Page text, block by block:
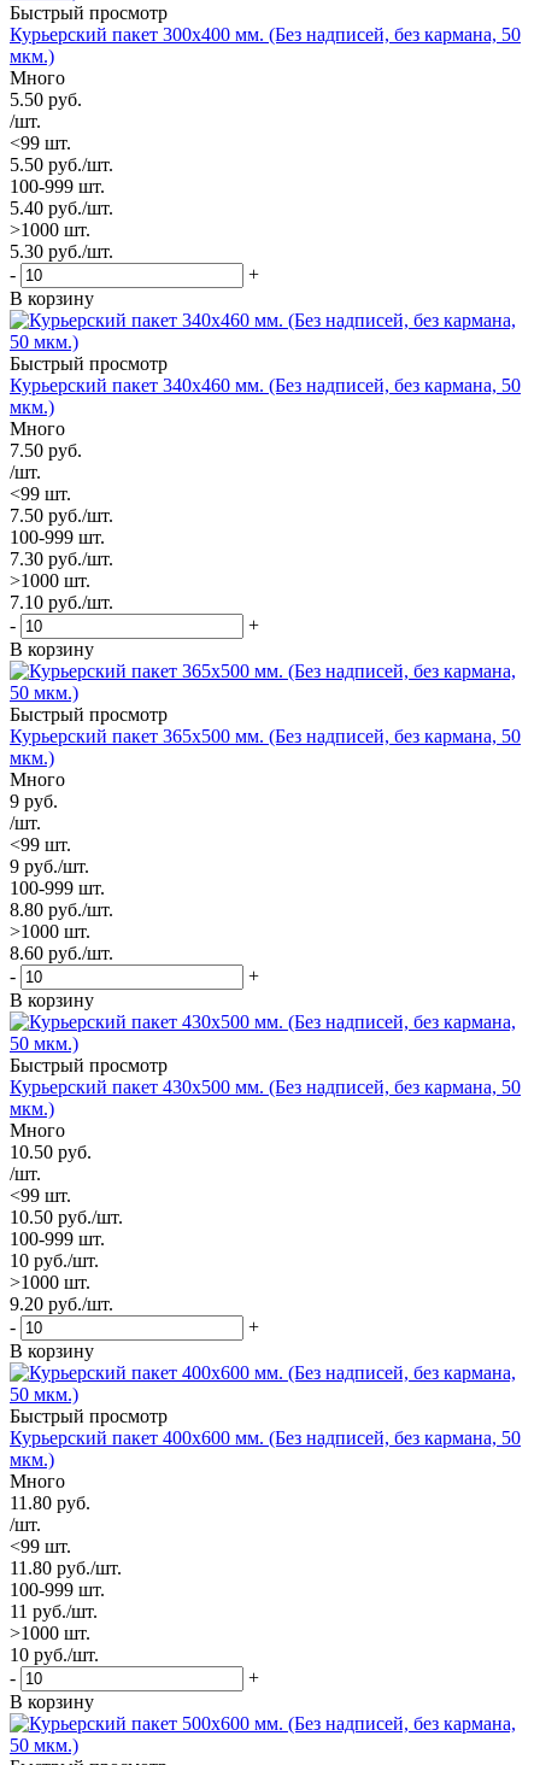
Быстрый просмотр
Курьерский пакет 300х400 мм. (Без надписей, без кармана, 50
мкм.)
Много
5.50 руб.
/шт.
<99 шт.
5.50 руб./шт.
100-999 шт.
5.40 руб./шт.
>1000 шт.
5.30 руб./шт.
-
+
В корзину
Быстрый просмотр
Курьерский пакет 340х460 мм. (Без надписей, без кармана, 50
мкм.)
Много
7.50 руб.
/шт.
<99 шт.
7.50 руб./шт.
100-999 шт.
7.30 руб./шт.
>1000 шт.
7.10 руб./шт.
-
+
В корзину
Быстрый просмотр
Курьерский пакет 365х500 мм. (Без надписей, без кармана, 50
мкм.)
Много
9 руб.
/шт.
<99 шт.
9 руб./шт.
100-999 шт.
8.80 руб./шт.
>1000 шт.
8.60 руб./шт.
-
+
В корзину
Быстрый просмотр
Курьерский пакет 430х500 мм. (Без надписей, без кармана, 50
мкм.)
Много
10.50 руб.
/шт.
<99 шт.
10.50 руб./шт.
100-999 шт.
10 руб./шт.
>1000 шт.
9.20 руб./шт.
-
+
В корзину
Быстрый просмотр
Курьерский пакет 400х600 мм. (Без надписей, без кармана, 50
мкм.)
Много
11.80 руб.
/шт.
<99 шт.
11.80 руб./шт.
100-999 шт.
11 руб./шт.
>1000 шт.
10 руб./шт.
-
+
В корзину